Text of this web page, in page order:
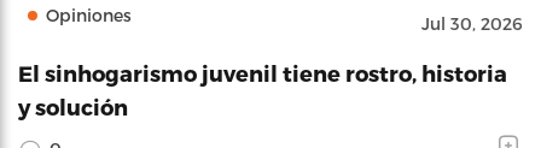
Opiniones Jul 30, 2026
El sinhogarismo juvenil tiene rostro, historia
y solución